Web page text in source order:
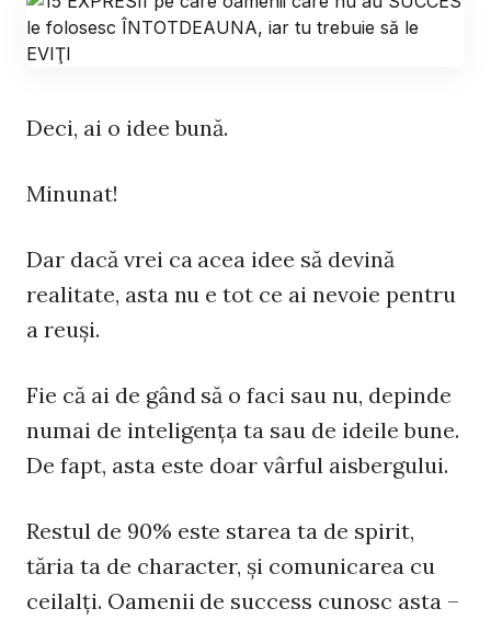
Deci, ai o idee bună.
Minunat!
Dar dacă vrei ca acea idee să devină
realitate, asta nu e tot ce ai nevoie pentru
a reuși.
Fie că ai de gând să o faci sau nu, depinde
numai de inteligența ta sau de ideile bune.
De fapt, asta este doar vârful aisbergului.
Restul de 90% este starea ta de spirit,
tăria ta de character, și comunicarea cu
ceilalți. Oamenii de success cunosc asta –